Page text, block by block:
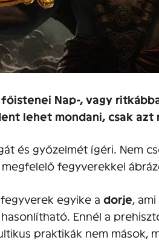
Nap-, vagy
lehet mondani, csak azt
és győzelmét ígéri. Nem
fegyverekkel
egyike a dorje,
hasonlítható. Ennél a
praktikák nem mások,